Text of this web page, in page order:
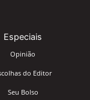
Especiais
Opinião
do Editor
Seu Bolso